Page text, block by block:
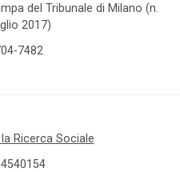
del Tribunale di Milano (n.
2017)
7482
Ricerca Sociale